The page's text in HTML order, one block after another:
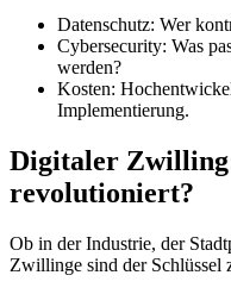
Datenschutz: Wer
Cybersecurity: Was
werden?
Kosten:
Implementierung.
Digitaler
revolutioniert?
Ob in der Industrie, der
Zwillinge sind der Schlüssel